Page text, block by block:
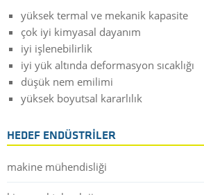
yüksek termal ve mekanik kapasite
çok iyi kimyasal dayanım
iyi işlenebilirlik
iyi yük altında deformasyon sıcaklığı
düşük nem emilimi
yüksek boyutsal kararlılık
HEDEF ENDÜSTRILER
makine mühendisliği